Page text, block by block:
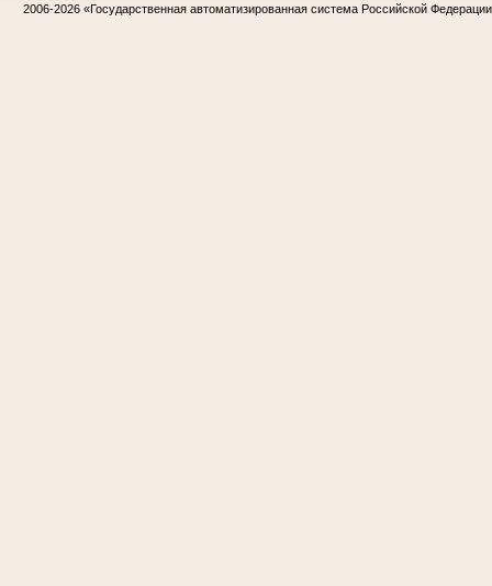
2006-2026 «Государственная автоматизированная система Российской